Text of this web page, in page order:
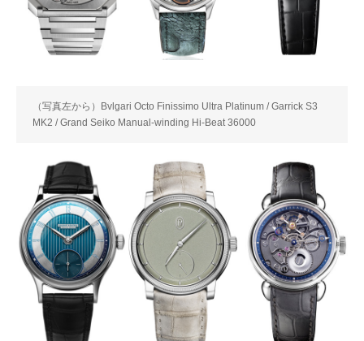
（写真左から）Bvlgari Octo Finissimo Ultra Platinum / Garrick S3
MK2 / Grand Seiko Manual-winding Hi-Beat 36000